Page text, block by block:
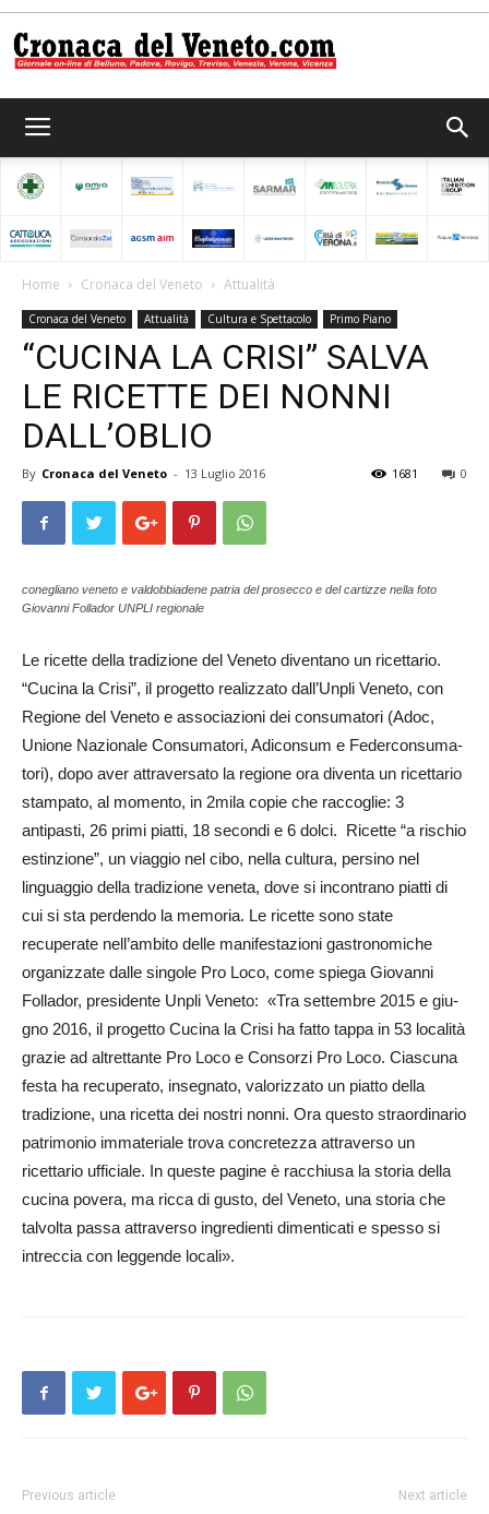
del
Veneto
Home Cronaca del Veneto Attualità
Cronaca del Veneto Attualità Cultura e Spettacolo Primo Piano
“CUCINA LA CRISI” SALVA
LE RICETTE DEI NONNI
DALL’OBLIO
By Cronaca del Veneto - 13 Luglio 2016 0
1681
conegliano veneto e valdobbiadene patria del prosecco e del cartizze nella foto
Giovanni Follador UNPLI regionale
Le ricette della tradizione del Veneto diventano un ricettario.
“Cucina la Crisi”, il progetto realizzato dall’Unpli Veneto, con
Regione del Veneto e associazioni dei consumatori (Adoc,
Unione Nazionale Consumatori, Adi­con­sum e Federconsuma­
tori), dopo aver attraversato la regione ora diventa un ricettario
stampato, al momento, in 2mila copie che raccoglie: 3
antipasti, 26 primi piatti, 18 secondi e 6 dolci. Ricette “a rischio
estinzione”, un viaggio nel cibo, nella cultura, persino nel
linguaggio della tradizione veneta, dove si incontrano piatti di
cui si sta perdendo la memoria. Le ricette sono state
recuperate nell’ambito delle manifestazioni gas­tronomiche
organizzate dalle singole Pro Loco, come spiega Gio­vanni
Follador, presidente Unpli Veneto: «Tra settembre 2015 e giu­
gno 2016, il progetto Cucina la Crisi ha fatto tappa in 53 località
grazie ad altrettante Pro Loco e Con­sorzi Pro Loco. Ciascuna
fes­ta ha recuperato, insegnato, valorizzato un piatto della
tradizione, una ricetta dei nostri nonni. Ora questo straordinario
patrimonio immateriale trova concretezza attraverso un
ricettario ufficiale. In queste pagine è racchiusa la storia della
cucina povera, ma ricca di gusto, del Veneto, una storia che
talvolta passa attraverso ingredienti dimenticati e spesso si
intreccia con leggende locali».
Previous article Next article